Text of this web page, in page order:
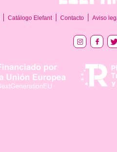
Catálogo Elefant Contacto Aviso